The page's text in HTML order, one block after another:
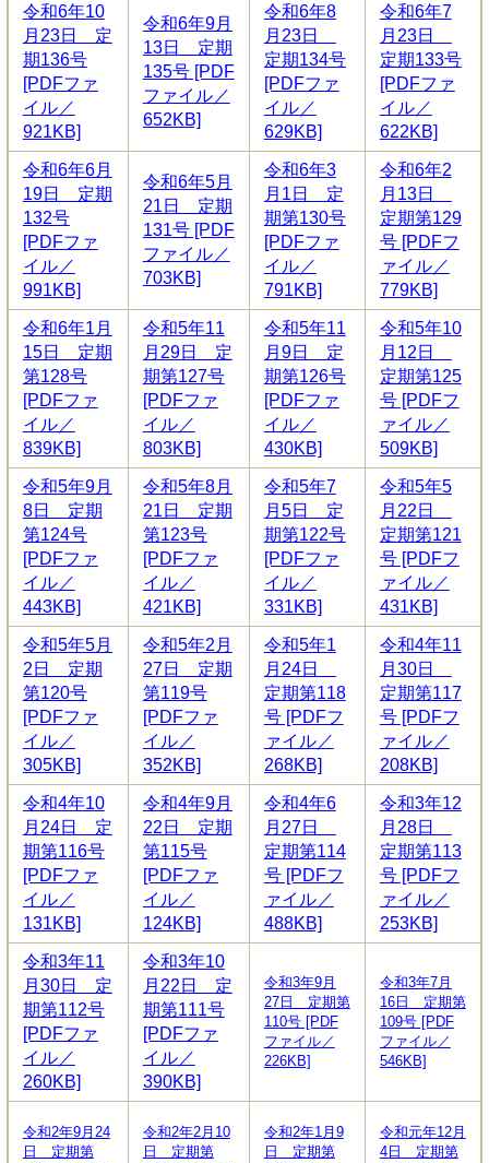
令和6年10
月23日 定
期136号
[PDFファ
イル／
921KB]
令和6年9月
13日 定期
135号 [PDF
ファイル／
652KB]
令和6年8
月23日
定期134号
[PDFファ
イル／
629KB]
令和6年7
月23日
定期133号
[PDFファ
イル／
622KB]
令和6年6月
19日 定期
132号
[PDFファ
イル／
991KB]
令和6年5月
21日 定期
131号 [PDF
ファイル／
703KB]
令和6年3
月1日 定
期第130号
[PDFファ
イル／
791KB]
令和6年2
月13日
定期第129
号 [PDFフ
ァイル／
779KB]
令和6年1月
15日 定期
第128号
[PDFファ
イル／
839KB]
令和5年11
月29日 定
期第127号
[PDFファ
イル／
803KB]
令和5年11
月9日 定
期第126号
[PDFファ
イル／
430KB]
令和5年10
月12日
定期第125
号 [PDFフ
ァイル／
509KB]
令和5年9月
8日 定期
第124号
[PDFファ
イル／
443KB]
令和5年8月
21日 定期
第123号
[PDFファ
イル／
421KB]
令和5年7
月5日 定
期第122号
[PDFファ
イル／
331KB]
令和5年5
月22日
定期第121
号 [PDFフ
ァイル／
431KB]
令和5年5月
2日 定期
第120号
[PDFファ
イル／
305KB]
令和5年2月
27日 定期
第119号
[PDFファ
イル／
352KB]
令和5年1
月24日
定期第118
号 [PDFフ
ァイル／
268KB]
令和4年11
月30日
定期第117
号 [PDFフ
ァイル／
208KB]
令和4年10
月24日 定
期第116号
[PDFファ
イル／
131KB]
令和4年9月
22日 定期
第115号
[PDFファ
イル／
124KB]
令和4年6
月27日
定期第114
号 [PDFフ
ァイル／
488KB]
令和3年12
月28日
定期第113
号 [PDFフ
ァイル／
253KB]
令和3年11
月30日 定
期第112号
[PDFファ
イル／
260KB]
令和3年10
月22日 定
期第111号
[PDFファ
イル／
390KB]
令和3年9月
27日 定期第
110号 [PDF
ファイル／
226KB]
令和3年7月
16日 定期第
109号 [PDF
ファイル／
546KB]
令和2年9月24
日 定期第
令和2年2月10
日 定期第
令和2年1月9
日 定期第
令和元年12月
4日 定期第